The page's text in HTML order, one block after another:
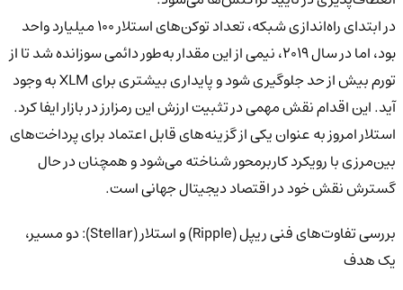
در ابتدای راه‌اندازی شبکه، تعداد توکن‌های استلار ۱۰۰ میلیارد واحد
بود، اما در سال ۲۰۱۹، نیمی از این مقدار به‌طور دائمی سوزانده شد تا از
تورم بیش از حد جلوگیری شود و پایداری بیشتری برای XLM به وجود
آید. این اقدام نقش مهمی در تثبیت ارزش این رمزارز در بازار ایفا کرد.
استلار امروز به عنوان یکی از گزینه‌های قابل اعتماد برای پرداخت‌های
بین‌مرزی با رویکرد کاربرمحور شناخته می‌شود و همچنان در حال
گسترش نقش خود در اقتصاد دیجیتال جهانی است.
بررسی تفاوت‌های فنی ریپل (Ripple) و استلار (Stellar): دو مسیر،
یک هدف